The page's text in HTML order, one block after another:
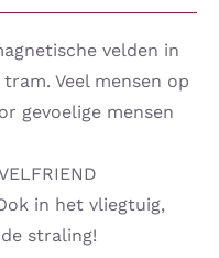
velden in
Veel mensen op
gevoelige mensen
in het vliegtuig,
straling!